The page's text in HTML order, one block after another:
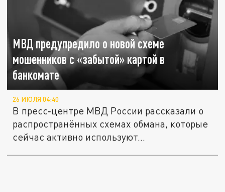
МВД предупредило о новой схеме
мошенников с «забытой» картой в
банкомате
26 ИЮЛЯ 04:40
В пресс‑центре МВД России рассказали о
распространённых схемах обмана, которые
сейчас активно используют...